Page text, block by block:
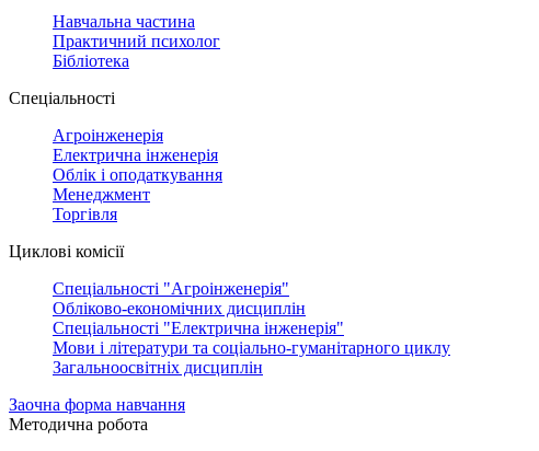
Навчальна частина
Практичний психолог
Бібліотека
Спеціальності
Агроінженерія
Електрична інженерія
Облік і оподаткування
Менеджмент
Торгівля
Циклові комісії
Спеціальності "Агроінженерія"
Обліково-економічних дисциплін
Спеціальності "Електрична інженерія"
Мови і літератури та соціально-гуманітарного циклу
Загальноосвітніх дисциплін
Заочна форма навчання
Методична робота